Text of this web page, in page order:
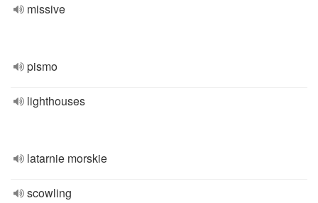
missive
pismo
lighthouses
latarnie morskie
scowling